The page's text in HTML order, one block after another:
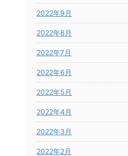
2022年9月
2022年8月
2022年7月
2022年6月
2022年5月
2022年4月
2022年3月
2022年2月